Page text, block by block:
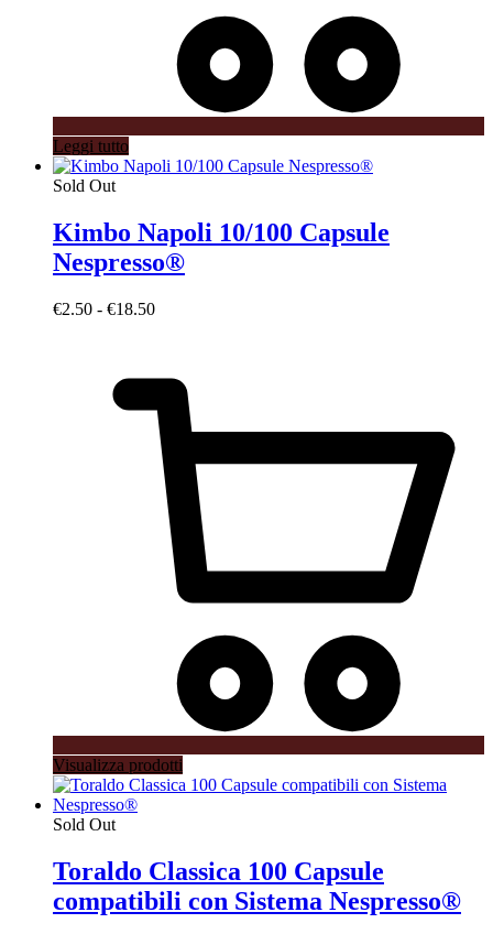
Leggi tutto
Sold Out
Kimbo Napoli 10/100 Capsule
Nespresso®
€2.50 - €18.50Fascia
€2.50
a
€18.50
Visualizza prodotti
Sold Out
Toraldo Classica 100 Capsule
compatibili con Sistema Nespresso®